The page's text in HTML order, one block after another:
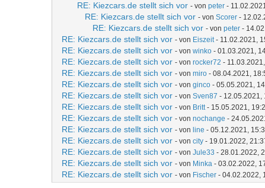
RE: Kiezcars.de stellt sich vor - von peter -
RE: Kiezcars.de stellt sich vor - von Scorer -
RE: Kiezcars.de stellt sich vor - von peter -
RE: Kiezcars.de stellt sich vor - von Eiszeit- 11.02.2021,
RE: Kiezcars.de stellt sich vor - von winko - 01.03.2021,
RE: Kiezcars.de stellt sich vor - von rocker72 -
RE: Kiezcars.de stellt sich vor - von miro - 08.04.2021,
RE: Kiezcars.de stellt sich vor - von ginco - 05.05.2021,
RE: Kiezcars.de stellt sich vor - von Sven87 - 12.05.2021,
RE: Kiezcars.de stellt sich vor - von Britt- 15.05.2021,
RE: Kiezcars.de stellt sich vor - von nochange -
RE: Kiezcars.de stellt sich vor - von line - 05.12.2021,
RE: Kiezcars.de stellt sich vor - von city - 19.01.2022,
RE: Kiezcars.de stellt sich vor - von Jule33 - 28.01.2022,
RE: Kiezcars.de stellt sich vor - von Minka - 03.02.2022,
RE: Kiezcars.de stellt sich vor - von Fischer - 04.02.2022,